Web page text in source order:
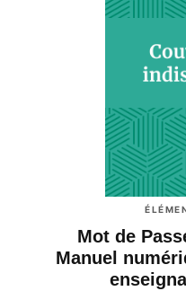
Mot de
Manuel